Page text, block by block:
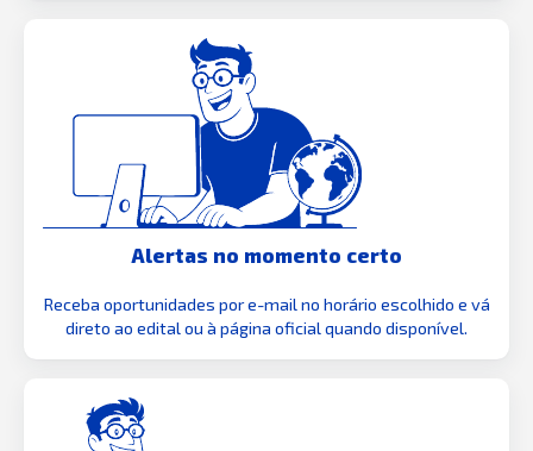
Alertas no momento certo
Receba oportunidades por e-mail no horário escolhido e vá
direto ao edital ou à página oficial quando disponível.